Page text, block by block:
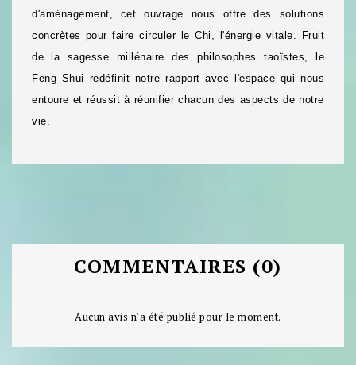
d'aménagement, cet ouvrage nous offre des solutions
concrètes pour faire circuler le Chi, l'énergie vitale. Fruit
de la sagesse millénaire des philosophes taoïstes, le
Feng Shui redéfinit notre rapport avec l'espace qui nous
entoure et réussit à réunifier chacun des aspects de notre
vie.
COMMENTAIRES (0)
Aucun avis n'a été publié pour le moment.